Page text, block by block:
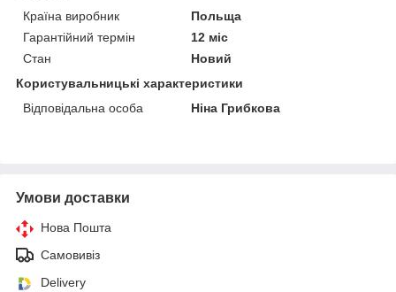
Країна виробник
Польща
Гарантійний термін
12 міс
Стан
Новий
Користувальницькі характеристики
Відповідальна особа
Ніна Грибкова
Умови доставки
Нова Пошта
Самовивіз
Delivery